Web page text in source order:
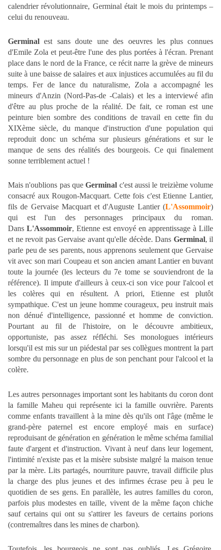
calendrier révolutionnaire, Germinal était le mois du printemps –
celui du renouveau.
Germinalest sans doute une des oeuvres les plus connues
d'Emile Zola et peut-être l'une des plus portées à l'écran. Prenant
place dans le nord de la France, ce récit narre la grève de mineurs
suite à une baisse de salaires et aux injustices accumulées au fil du
temps. Fer de lance du naturalisme, Zola a accompagné les
mineurs d'Anzin (Nord-Pas-de -Calais) et les a interviewé afin
d'être au plus proche de la réalité. De fait, ce roman est une
peinture bien sombre des conditions de travail en cette fin du
XIXème siècle, du manque d'instruction d'une population qui
reproduit donc un schéma sur plusieurs générations et sur le
manque de sens des réalités des bourgeois. Ce qui finalement
sonne terriblement actuel !
Mais n'oublions pas queGerminal c'est aussi le treizième volume
consacré aux Rougon-Macquart. Cette fois c'est Etienne Lantier,
fils de Gervaise Macquart et d'Auguste Lantier (L'Assommoir)
qui est l'un des personnages principaux du roman.
Dans L'Assommoir, Etienne est envoyé en apprentissage à Lille
et ne revoit pas Gervaise avant qu'elle décède. Dans Germinal, il
parle peu de ses parents, nous apprenons seulement que Gervaise
vit avec son mari Coupeau et son ancien amant Lantier en buvant
toute la journée (les lecteurs du 7e tome se souviendront de la
référence). Il impute d'ailleurs à ceux-ci son vice pour l'alcool et
les colères qui en résultent. A priori, Etienne est plutôt
sympathique. C'est un jeune homme courageux, peu instruit mais
non dénué d'intelligence, passionné et homme de conviction.
Pourtant au fil de l'histoire, on le découvre ambitieux,
opportuniste, pas assez réfléchi. Ses monologues intérieurs
lorsqu'il est mis sur un piédestal par ses collègues montrent la part
sombre du personnage en plus de son penchant pour l'alcool et la
colère.
Les autres personnages important sont les habitants du coron dont
la famille Maheu qui représente ici la famille ouvrière. Parents
comme enfants travaillent à la mine dès qu'ils ont l'âge (même le
grand-père paternel est encore employé mais en surface)
reproduisant de génération en génération le même schéma familial
faute d'argent et d'instruction. Vivant à neuf dans leur logement,
l'intimité n'existe pas et la misère subsiste malgré la maison tenue
par la mère. Lits partagés, nourriture pauvre, travail difficile plus
la charge des plus jeunes et des infirmes écrase peu à peu le
quotidien de ses gens. En parallèle, les autres familles du coron,
parfois plus modestes en taille, vivent de la même façon chiche
sauf certains qui ont su s'attirer les faveurs de certains porions
(contremaîtres dans les mines de charbon).